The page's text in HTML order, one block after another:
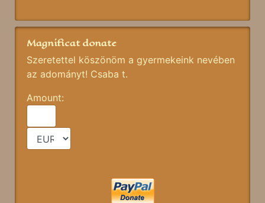
Magnificat donate
Szeretettel köszönöm a gyermekeink nevében
az adományt! Csaba t.
Amount: